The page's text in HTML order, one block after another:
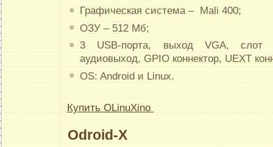
Графическая система – Mali 400;
ОЗУ – 512 Мб;
3 USB-порта, выход VGA, слот
аудиовыход, GPIO коннектор, UEXT
OS: Android и Linux.
Купить OLinuXino
Odroid-X